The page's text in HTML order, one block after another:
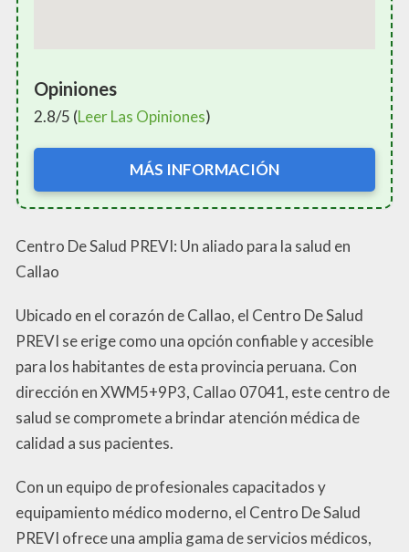
Opiniones
2.8/5 (Leer Las Opiniones)
MÁS INFORMACIÓN
Centro De Salud PREVI: Un aliado para la salud en
Callao
Ubicado en el corazón de Callao, el Centro De Salud
PREVI se erige como una opción confiable y accesible
para los habitantes de esta provincia peruana. Con
dirección en XWM5+9P3, Callao 07041, este centro de
salud se compromete a brindar atención médica de
calidad a sus pacientes.
Con un equipo de profesionales capacitados y
equipamiento médico moderno, el Centro De Salud
PREVI ofrece una amplia gama de servicios médicos,